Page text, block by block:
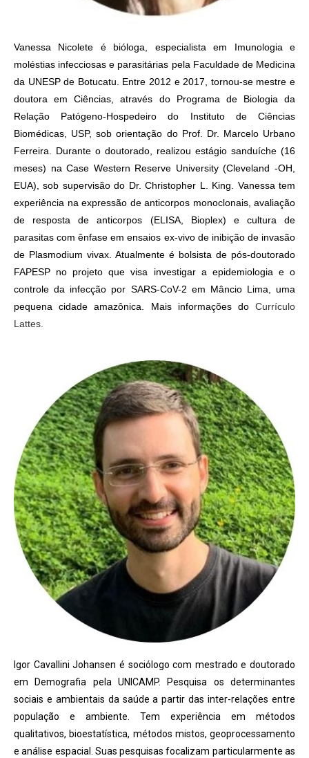
Vanessa Nicolete é bióloga, especialista em Imunologia e
moléstias infecciosas e parasitárias pela Faculdade de Medicina
da UNESP de Botucatu. Entre 2012 e 2017, tornou-se mestre e
doutora em Ciências, através do Programa de Biologia da
Relação Patógeno-Hospedeiro do Instituto de Ciências
Biomédicas, USP, sob orientação do Prof. Dr. Marcelo Urbano
Ferreira. Durante o doutorado, realizou estágio sanduíche (16
meses) na Case Western Reserve University (Cleveland -OH,
EUA), sob supervisão do Dr. Christopher L. King. Vanessa tem
experiência na expressão de anticorpos monoclonais, avaliação
de resposta de anticorpos (ELISA, Bioplex) e cultura de
parasitas com ênfase em ensaios ex-vivo de inibição de invasão
de Plasmodium vivax. Atualmente é bolsista de pós-doutorado
FAPESP no projeto que visa investigar a epidemiologia e o
controle da infecção por SARS-CoV-2 em Mâncio Lima, uma
pequena cidade amazônica. Mais informações do Currículo
Lattes.
Igor Cavallini Johansen é sociólogo com mestrado e doutorado
em Demografia pela UNICAMP. Pesquisa os determinantes
sociais e ambientais da saúde a partir das inter-relações entre
população e ambiente. Tem experiência em métodos
qualitativos, bioestatística, métodos mistos, geoprocessamento
e análise espacial. Suas pesquisas focalizam particularmente as